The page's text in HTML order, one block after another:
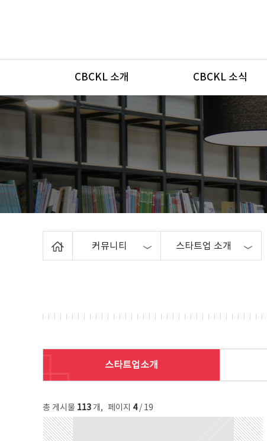
메뉴
CBCKL 소개 CBCKL 소식
커뮤니티 스타트업 소개
스타트업소개
총 게시물 113 개, 페이지 4/ 19